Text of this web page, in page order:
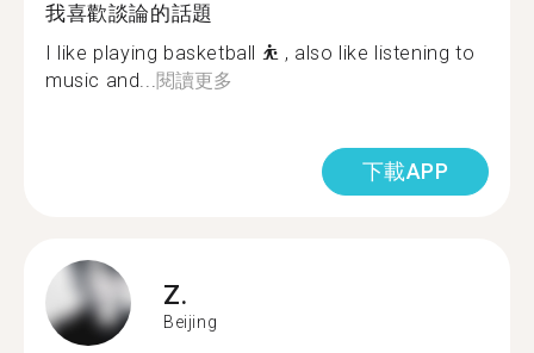
我喜歡談論的話題
I like playing basketball ⛹ ️, also like listening to
music and...閱讀更多
下載APP
Z.
Beijing